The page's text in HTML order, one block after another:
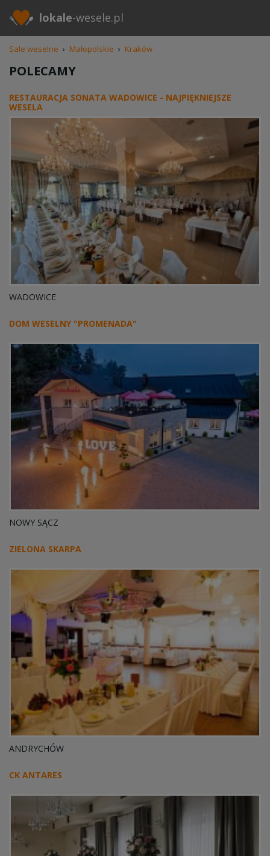
lokale-wesele.pl
Sale weselne › Małopolskie › Kraków
POLECAMY
RESTAURACJA SONATA WADOWICE - NAJPIĘKNIEJSZE
WESELA
WADOWICE
DOM WESELNY "PROMENADA"
NOWY SĄCZ
ZIELONA SKARPA
ANDRYCHÓW
CK ANTARES